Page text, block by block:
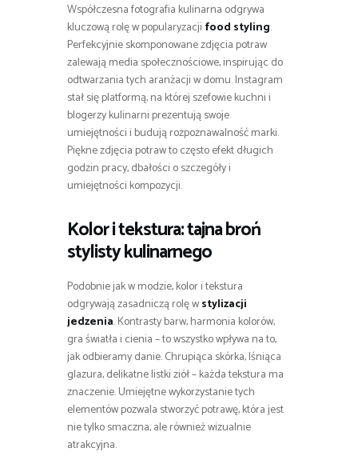
Współczesna fotografia kulinarna odgrywa
kluczową rolę w popularyzacji food styling.
Perfekcyjnie skomponowane zdjęcia potraw
zalewają media społecznościowe, inspirując do
odtwarzania tych aranżacji w domu. Instagram
stał się platformą, na której szefowie kuchni i
blogerzy kulinarni prezentują swoje
umiejętności i budują rozpoznawalność marki.
Piękne zdjęcia potraw to często efekt długich
godzin pracy, dbałości o szczegóły i
umiejętności kompozycji.
Kolor i tekstura: tajna broń
stylisty kulinarnego
Podobnie jak w modzie, kolor i tekstura
odgrywają zasadniczą rolę wstylizacji
jedzenia. Kontrasty barw, harmonia kolorów,
gra światła i cienia – to wszystko wpływa na to,
jak odbieramy danie. Chrupiąca skórka, lśniąca
glazura, delikatne listki ziół – każda tekstura ma
znaczenie. Umiejętne wykorzystanie tych
elementów pozwala stworzyć potrawę, która jest
nie tylko smaczna, ale również wizualnie
atrakcyjna.